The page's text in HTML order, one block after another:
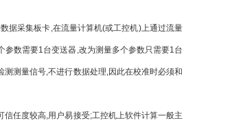
据采集板卡,在流量计算机(或工控机)上通过流量
数需要1台变送器,改为测量多个参数只需要1台
测量信号,不进行数据处理,因此在校准时必须和
任度较高,用户易接受;工控机上软件计算一般主